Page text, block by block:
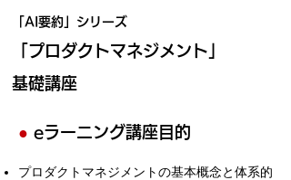
「AI要約」シリーズ
「プロダクトマネジメント」
基礎講座
● eラーニング講座目的
プロダクトマネジメントの基本概念と体系的